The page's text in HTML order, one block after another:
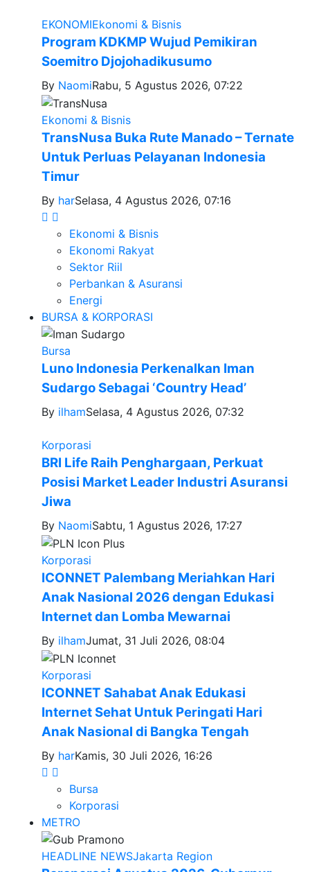
EKONOMIEkonomi & Bisnis
Program KDKMP Wujud Pemikiran
Soemitro Djojohadikusumo
By NaomiRabu, 5 Agustus 2026, 07:22
Ekonomi & Bisnis
TransNusa Buka Rute Manado – Ternate
Untuk Perluas Pelayanan Indonesia
Timur
By harSelasa, 4 Agustus 2026, 07:16
Ekonomi & Bisnis
Ekonomi Rakyat
Sektor Riil
Perbankan & Asuransi
Energi
BURSA & KORPORASI
Bursa
Luno Indonesia Perkenalkan Iman
Sudargo Sebagai ‘Country Head’
By ilhamSelasa, 4 Agustus 2026, 07:32
Korporasi
BRI Life Raih Penghargaan, Perkuat
Posisi Market Leader Industri Asuransi
Jiwa
By NaomiSabtu, 1 Agustus 2026, 17:27
Korporasi
ICONNET Palembang Meriahkan Hari
Anak Nasional 2026 dengan Edukasi
Internet dan Lomba Mewarnai
By ilhamJumat, 31 Juli 2026, 08:04
Korporasi
ICONNET Sahabat Anak Edukasi
Internet Sehat Untuk Peringati Hari
Anak Nasional di Bangka Tengah
By harKamis, 30 Juli 2026, 16:26
Bursa
Korporasi
METRO
HEADLINE NEWSJakarta Region